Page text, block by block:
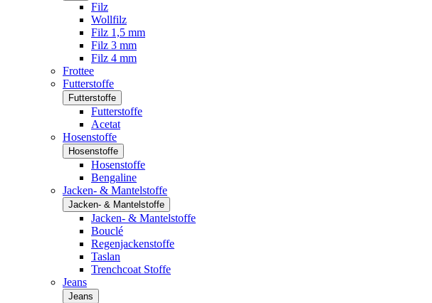
Filz
Wollfilz
Filz 1,5 mm
Filz 3 mm
Filz 4 mm
Frottee
Futterstoffe
Futterstoffe
Futterstoffe
Acetat
Hosenstoffe
Hosenstoffe
Hosenstoffe
Bengaline
Jacken- & Mantelstoffe
Jacken- & Mantelstoffe
Jacken- & Mantelstoffe
Bouclé
Regenjackenstoffe
Taslan
Trenchcoat Stoffe
Jeans
Jeans